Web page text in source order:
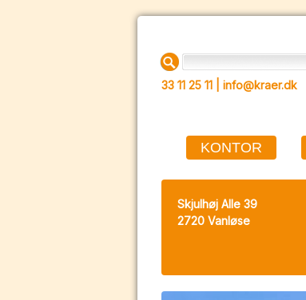
33 11 25 11 | info@kraer.dk
KONTOR
Skjulhøj Alle 39
2720 Vanløse